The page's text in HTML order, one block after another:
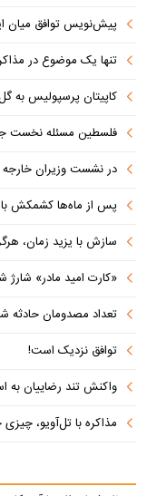
پیش‌نویس توافق میان
تنها یک موضوع در
کاپیتان پرسپولیس به
فلسطین مسئله نخست
در نشست وزیران
پس از ماه‌ها کشمکش با
سازش با یزید زمان،
«کارت امید مادر» شارژ
تعداد مصدومان حادثه شهرک
توافق نزدیک است!
واکنش تند رضاییان به
مذاکره با تل‌آویو،